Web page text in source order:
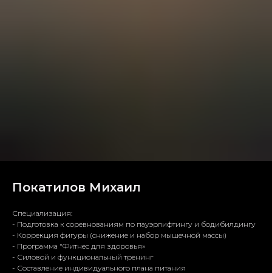
Покатилов Михаил
Специализация:
- Подготовка к соревнованиям по пауэрлифтингу и бодибилдингу
- Коррекция фигуры (снижение и набор мышечной массы)
- Программа "Фитнес для здоровья»
- Силовой и функциональный тренинг
- Составление индивидуального плана питания